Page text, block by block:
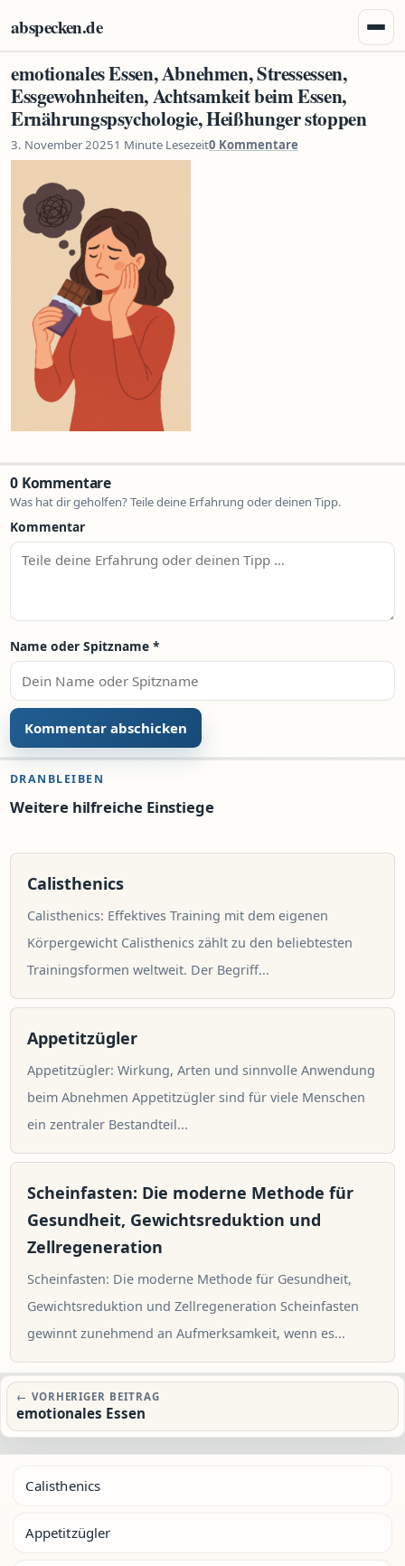
abspecken.de
emotionales Essen, Abnehmen, Stressessen,
Essgewohnheiten, Achtsamkeit beim Essen,
Ernährungspsychologie, Heißhunger stoppen
3. November 20251 Minute Lesezeit0 Kommentare
0 Kommentare
Was hat dir geholfen? Teile deine Erfahrung oder deinen Tipp.
Kommentar
Name oder Spitzname *
DRANBLEIBEN
Weitere hilfreiche Einstiege
Calisthenics
Calisthenics: Effektives Training mit dem eigenen
Körpergewicht Calisthenics zählt zu den beliebtesten
Trainingsformen weltweit. Der Begriff...
Appetitzügler
Appetitzügler: Wirkung, Arten und sinnvolle Anwendung
beim Abnehmen Appetitzügler sind für viele Menschen
ein zentraler Bestandteil...
Scheinfasten: Die moderne Methode für
Gesundheit, Gewichtsreduktion und
Zellregeneration
Scheinfasten: Die moderne Methode für Gesundheit,
Gewichtsreduktion und Zellregeneration Scheinfasten
gewinnt zunehmend an Aufmerksamkeit, wenn es...
Beitragsnavigation
← VORHERIGER BEITRAG
emotionales Essen
Calisthenics
Appetitzügler